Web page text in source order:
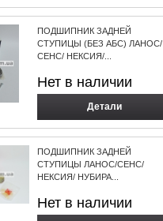
ПОДШИПНИК ЗАДНЕЙ
СТУПИЦЫ (БЕЗ АБС) ЛАНОС/
СЕНС/ НЕКСИЯ/...
Нет в наличии
Детали
ПОДШИПНИК ЗАДНЕЙ
СТУПИЦЫ ЛАНОС/СЕНС/
НЕКСИЯ/ НУБИРА...
Нет в наличии